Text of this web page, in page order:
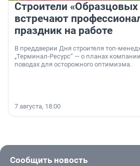
Строители «Образцовых
встречают
праздник на работе
В преддверии Дня строителя топ-
„Терминал-Ресурс“ — о планах
поводах для осторожного оптимизма.
7 августа, 18:00
Сообщить новость